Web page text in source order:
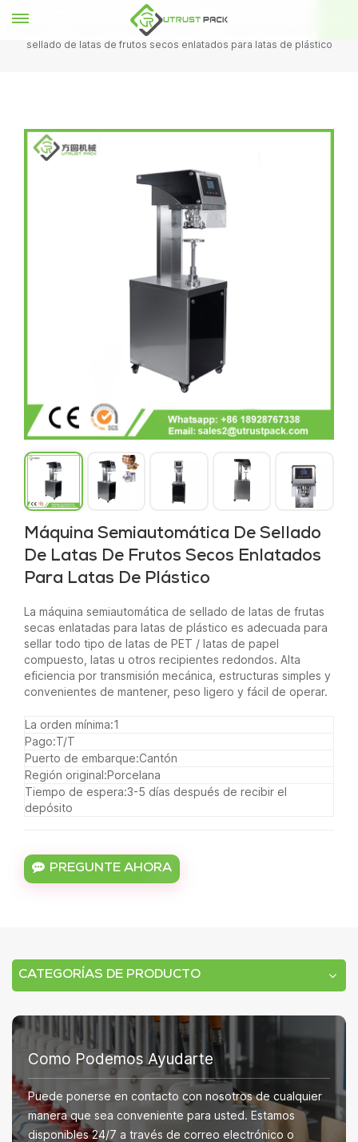
Máquina de sellado de latas
sellado de latas de frutos secos enlatados para latas de plástico
Máquina Semiautomática De Sellado
De Latas De Frutos Secos Enlatados
Para Latas De Plástico
La máquina semiautomática de sellado de latas de frutas
secas enlatadas para latas de plástico es adecuada para
sellar todo tipo de latas de PET / latas de papel
compuesto, latas u otros recipientes redondos. Alta
eficiencia por transmisión mecánica, estructuras simples y
convenientes de mantener, peso ligero y fácil de operar.
La orden mínima:1
Pago:T/T
Puerto de embarque:Cantón
Región original:Porcelana
Tiempo de espera:3-5 días después de recibir el
depósito
PREGUNTE AHORA
CATEGORÍAS DE PRODUCTO
Como Podemos Ayudarte
Puede ponerse en contacto con nosotros de cualquier
manera que sea conveniente para usted. Estamos
disponibles 24/7 a través de correo electrónico o